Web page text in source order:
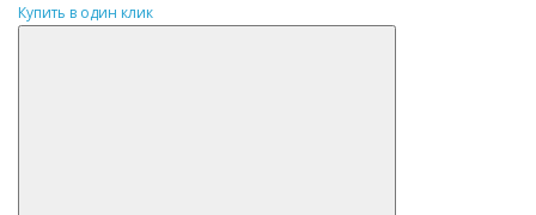
Купить в один клик